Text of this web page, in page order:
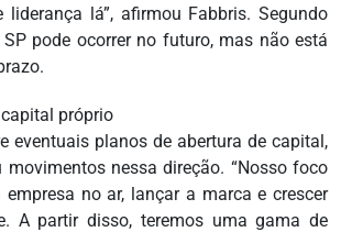
liderança lá”, afirmou Fabbris. Segundo
pode ocorrer no futuro, mas não está
próprio
eventuais planos de abertura de capital,
movimentos nessa direção. “Nosso foco
no ar, lançar a marca e crescer
A partir disso, teremos uma gama de